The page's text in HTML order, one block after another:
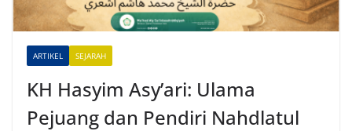
v
ARTIKEL SEJARAH
KH Hasyim Asy’ari: Ulama
Pejuang dan Pendiri Nahdlatul